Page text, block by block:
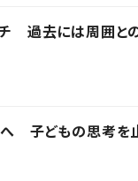
過去には周囲と
子どもの思考を